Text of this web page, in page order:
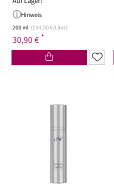
Hinweis
200 ml (154,50 €/Liter)
30,90 € *